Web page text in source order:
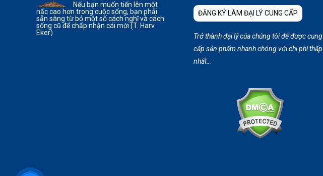
Nếu bạn muốn tiến lên một
nấc cao hơn trong cuộc sống, bạn phải
sẵn sàng từ bỏ một số cách nghĩ và cách
sống cũ để chấp nhận cái mới (T. Harv
Eker)
ĐĂNG KÝ LÀM ĐẠI LÝ CUNG CẤP
Trở thành đại lý của chúng tôi để được cung
cấp sản phẩm nhanh chóng với chi phí thấp
nhất…